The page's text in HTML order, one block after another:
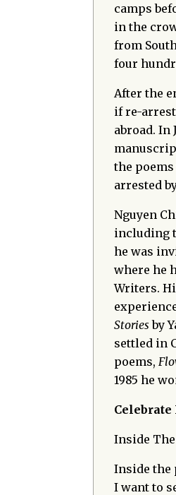
camps
in the
from
four
After the
if re-
abroad. In
the
arrested
Nguyen
including
he was
where he
Writers.
Stories by
settled in
poems,
1985 he
Inside
Inside the
I want to